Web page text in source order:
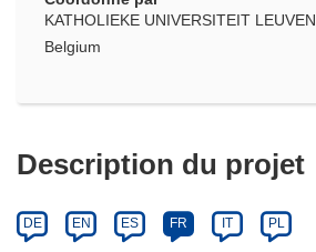
KATHOLIEKE UNIVERSITEIT LEUVEN
Belgium
Description du projet
DE EN ES FR IT PL